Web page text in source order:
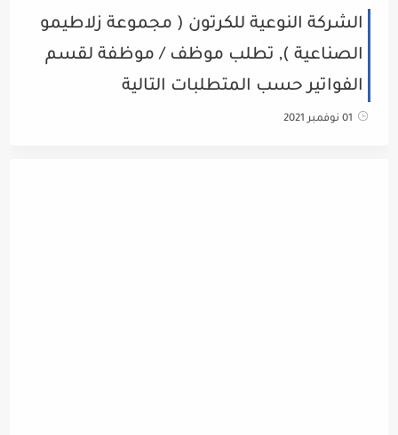
الشركة النوعية للكرتون ( مجموعة زلاطيمو
الصناعية ), تطلب موظف / موظفة لقسم
الفواتير حسب المتطلبات التالية
01 نوفمبر 2021